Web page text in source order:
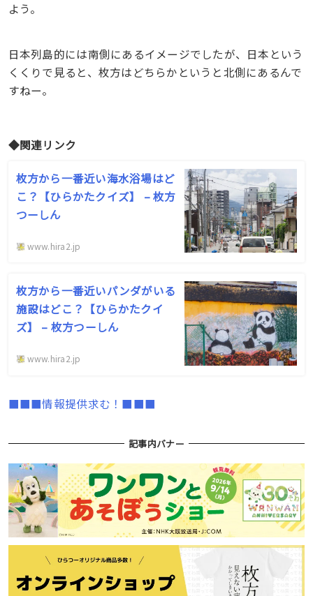
よう。
日本列島的には南側にあるイメージでしたが、日本という
くくりで見ると、枚方はどちらかというと北側にあるんで
すねー。
◆関連リンク
枚方から一番近い海水浴場はど
こ？【ひらかたクイズ】 – 枚方
つーしん
www.hira2.jp
枚方から一番近いパンダがいる
施設はどこ？【ひらかたクイ
ズ】 – 枚方つーしん
www.hira2.jp
■■■情報提供求む！■■■
記事内バナー